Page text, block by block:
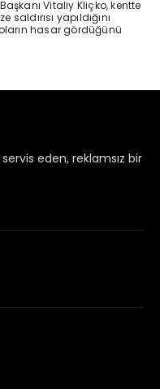
servis eden, reklamsız bir